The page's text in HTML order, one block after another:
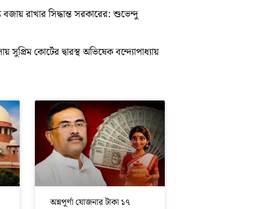
রাখার সিদ্ধান্ত সরকারের: শুভেন্দু
সুপ্রিম কোর্টের দ্বারস্থ অভিষেক বন্দ্যোপাধ্যায়
অন্নপূর্ণা যোজনার টাকা ১৭